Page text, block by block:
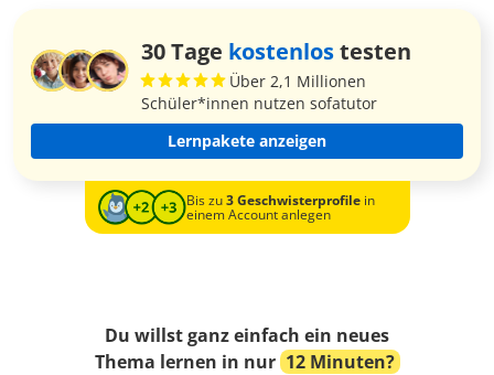
30 Tage kostenlostesten
Über 2,1 Millionen
Schüler*innen nutzen sofatutor
Lernpakete anzeigen
Bis zu3 Geschwisterprofilein
einem Account anlegen
Du willst ganz einfach ein neues
Thema lernen in nur 12 Minuten?